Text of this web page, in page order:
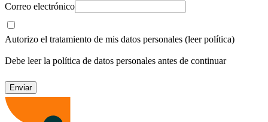
Correo electrónico
Autorizo el tratamiento de mis datos personales (leer política)
Debe leer la política de datos personales antes de continuar